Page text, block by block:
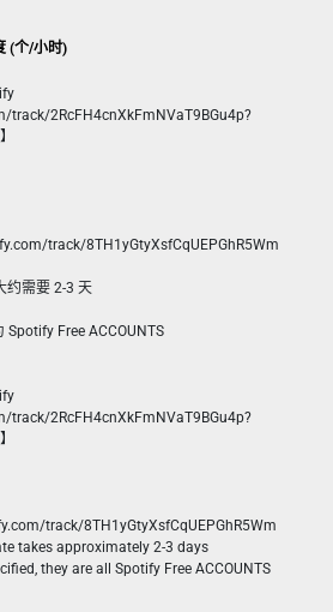
(个/小时)
track/2RcFH4cnXkFmNVaT9BGu4p?
track/8TH1yGtyXsfCqUEPGhR5Wm
约需要 2-3 天
Spotify Free ACCOUNTS
track/2RcFH4cnXkFmNVaT9BGu4p?
track/8TH1yGtyXsfCqUEPGhR5Wm
takes approximately 2-3 days
they are all Spotify Free ACCOUNTS